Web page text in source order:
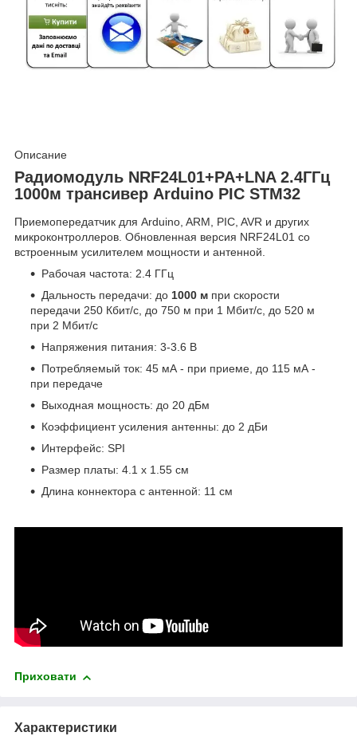
Описание
Радиомодуль NRF24L01+PA+LNA 2.4ГГц
1000м трансивер Arduino PIC STM32
Приемопередатчик для Arduino, ARM, PIC, AVR и других
микроконтроллеров. Обновленная версия NRF24L01 со
встроенным усилителем мощности и антенной.
Рабочая частота: 2.4 ГГц
Дальность передачи: до 1000 м при скорости
передачи 250 Кбит/с, до 750 м при 1 Мбит/с, до 520 м
при 2 Мбит/с
Напряжения питания: 3-3.6 В
Потребляемый ток: 45 мА - при приеме, до 115 мА -
при передаче
Выходная мощность: до 20 дБм
Коэффициент усиления антенны: до 2 дБи
Интерфейс: SPI
Размер платы: 4.1 х 1.55 см
Длина коннектора с антенной: 11 см
Приховати
Характеристики